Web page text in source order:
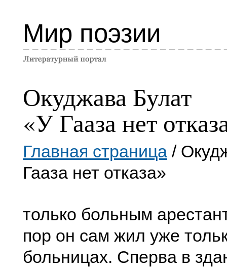
Мир поэзии
Окуджава Булат
«У Гааза нет
Главная страница /
Гааза нет отказа»
только больным
пор он сам жил уже
больницах. Сперва в